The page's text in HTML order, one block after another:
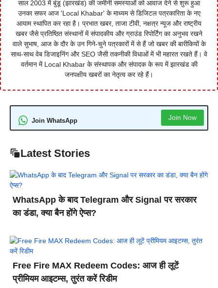
साल 2003 में बुंडू (झारखंड) की जमीनी समस्याओं को आवाज देने से शुरू हुआ
उनका सफर आज 'Local Khabar' के माध्यम से डिजिटल पत्रकारिता के नए
आयाम स्थापित कर रहा है। प्रभात खबर, ताजा टीवी, नक्षत्र न्यूज और राष्ट्रीय
खबर जैसे प्रतिष्ठित संस्थानों में संपादकीय और ग्राउंड रिपोर्टिंग का अनुभव रखने
वाले सुभाष, आज के दौर के उन गिने-चुने पत्रकारों में से हैं जो खबर की बारीकियों के
साथ-साथ वेब डिजाइनिंग और SEO जैसी तकनीकी विधाओं में भी महारत रखते हैं। वे
वर्तमान में Local Khabar के संस्थापक और संपादक के रूप में झारखंड की
जनपक्षीय खबरों का नेतृत्व कर रहे हैं।
Join WhatsApp Join Now
Latest Stories
WhatsApp के बाद Telegram और Signal पर सरकार
का डंडा, क्या बैन होंगे ऐप्स?
Free Fire MAX Redeem Codes: आज ही लूटें
प्रीमियम आइटम्स, तुरंत करें रिडीम